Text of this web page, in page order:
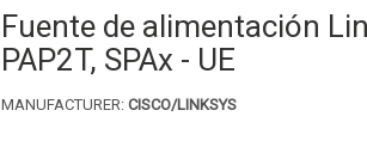
Fuente de alimentación
PAP2T, SPAx - UE
MANUFACTURER: CISCO/LINKSYS